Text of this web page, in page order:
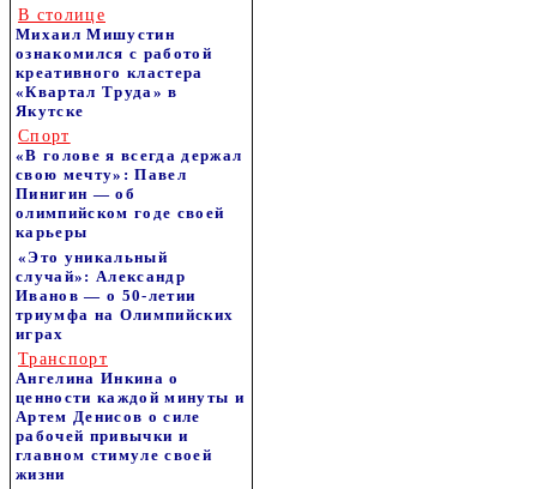
В столице
Михаил Мишустин
ознакомился с работой
креативного кластера
«Квартал Труда» в
Якутске
Спорт
«В голове я всегда держал
свою мечту»: Павел
Пинигин — об
олимпийском годе своей
карьеры
«Это уникальный
случай»: Александр
Иванов — о 50-летии
триумфа на Олимпийских
играх
Транспорт
Ангелина Инкина о
ценности каждой минуты и
Артем Денисов о силе
рабочей привычки и
главном стимуле своей
жизни